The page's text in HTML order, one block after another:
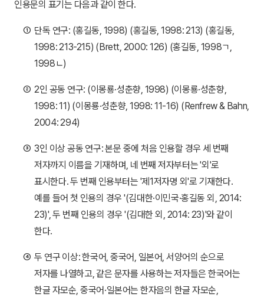
인용문의 표기는 다음과 같이 한다.
① 단독 연구: (홍길동, 1998) (홍길동, 1998: 213) (홍길동,
1998: 213-215) (Brett, 2000: 126) (홍길동, 1998ㄱ,
1998ㄴ)
② 2인 공동 연구: (이몽룡·성춘향, 1998) (이몽룡·성춘향,
1998: 11) (이몽룡·성춘향, 1998: 11-16) (Renfrew & Bahn,
2004: 294)
③ 3인 이상 공동 연구: 본문 중에 처음 인용할 경우 세 번째
저자까지 이름을 기재하며, 네 번째 저자부터는 '외'로
표시한다. 두 번째 인용부터는 '제1저자명 외'로 기재한다.
예를 들어 첫 인용의 경우 '(김대한·이민국·홍길동 외, 2014:
23)', 두 번째 인용의 경우 '(김대한 외, 2014: 23)'와 같이
한다.
④ 두 연구 이상: 한국어, 중국어, 일본어, 서양어의 순으로
저자를 나열하고, 같은 문자를 사용하는 저자들은 한국어는
한글 자모순, 중국어·일본어는 한자음의 한글 자모순,